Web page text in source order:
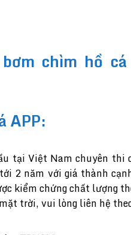
chìm hồ cá
APP:
tại Việt Nam chuyên thi
2 năm với giá thành
kiểm chứng chất lượng
trời, vui lòng liên hệ